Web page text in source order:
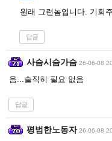
원래 그런놈입니다. 기회
답글
사슴시슴가슴 26-06-08
음...솔직히 필요 없음
답글
평범한노동자 26-06-08